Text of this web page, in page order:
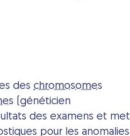
des chromosomes
(généticien
des examens et met
pour les anomalies